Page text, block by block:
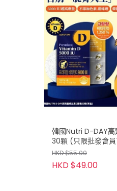
韓國Nutri D-DAY高
30顆 (只限批發會
HKD $55.00
HKD $49.00